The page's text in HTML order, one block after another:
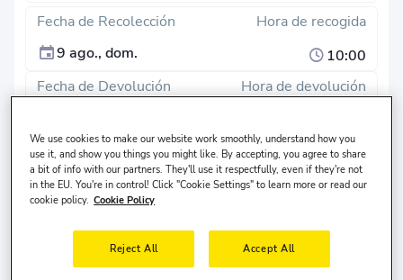
Fecha de Recolección
9 ago., dom.
Hora de recogida
10:00
Fecha de Devolución
Hora de devolución
Buscar
¿Diferente lugar de devolución?
We use cookies to make our website work smoothly, understand how you
use it, and show you things you might like. By accepting, you agree to share
a bit of info with our partners. They'll use it respectfully, even if they're not
in the EU. You're in control! Click "Cookie Settings" to learn more or read our
cookie policy. Cookie Policy
Reject All Accept All